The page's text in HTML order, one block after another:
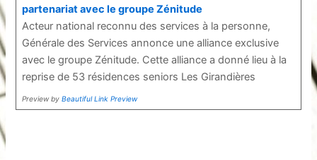
partenariat avec le groupe Zénitude
Acteur national reconnu des services à la personne,
Générale des Services annonce une alliance exclusive
avec le groupe Zénitude. Cette alliance a donné lieu à la
reprise de 53 résidences seniors Les Girandières
Preview by Beautiful Link Preview